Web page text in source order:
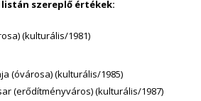
listán szereplő értékek:
(kulturális/1981)
(óvárosa) (kulturális/1985)
(erődítményváros) (kulturális/1987)